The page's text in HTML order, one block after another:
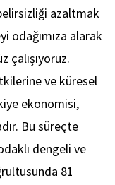
azaltmak
odağımıza alarak
çalışıyoruz.
ve küresel
ekonomisi,
Bu süreçte
dengeli ve
81